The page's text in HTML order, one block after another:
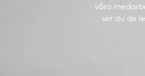
våra
ser du de